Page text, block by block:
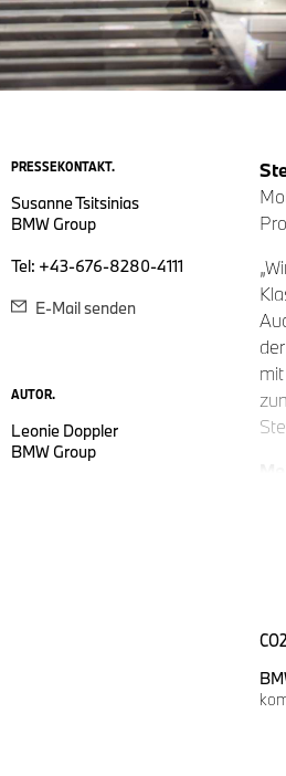
PRESSEKONTAKT.
Susanne Tsitsinias
BMW Group
Tel: +43-676-8280-4111
E-Mail senden
AUTOR.
Leonie Doppler
BMW Group